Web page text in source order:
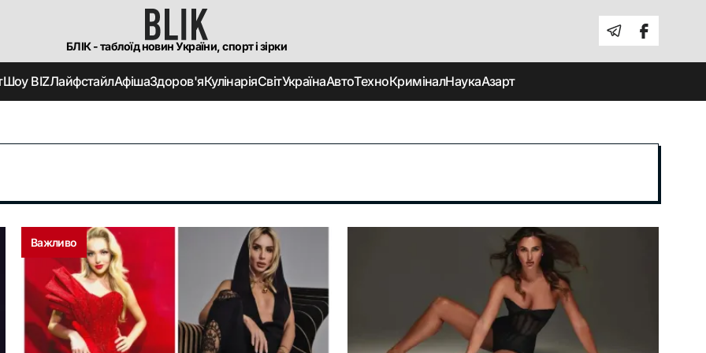
БЛІК - таблоїд новин України, спорт і зірки
Шоу BIZЛайфстайлАфішаЗдоров'яКулінаріяСвітУкраїнаАвтоТехноКриміналНаукаАзарт
Важливо